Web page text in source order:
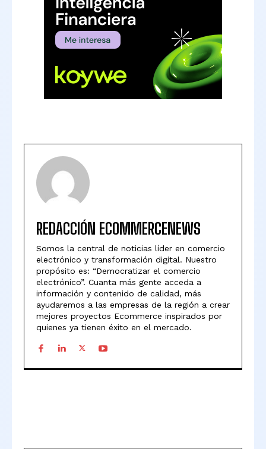
REDACCIÓN ECOMMERCENEWS
Somos la central de noticias líder en comercio
electrónico y transformación digital. Nuestro
propósito es: “Democratizar el comercio
electrónico”. Cuanta más gente acceda a
información y contenido de calidad, más
ayudaremos a las empresas de la región a crear
mejores proyectos Ecommerce inspirados por
quienes ya tienen éxito en el mercado.